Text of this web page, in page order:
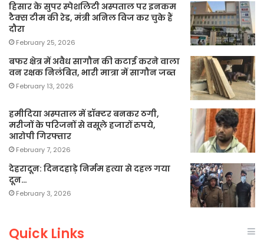
हिसार के सुपर स्पेशलिटी अस्पताल पर इनकम
टैक्स टीम की रेड, मंत्री अनिल विज कर चुके हैं
दौरा
February 25, 2026
बफर क्षेत्र में अवैध सागौन की कटाई करने वाला
वन रक्षक निलंबित, भारी मात्रा में सागौन जब्त
February 13, 2026
हमीदिया अस्पताल में डॉक्टर बनकर ठगी,
मरीजों के परिजनों से वसूले हजारों रुपये,
आरोपी गिरफ्तार
February 7, 2026
देहरादून: दिनदहाड़े निर्मम हत्या से दहल गया
दून…
February 3, 2026
Quick Links